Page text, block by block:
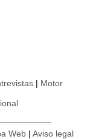
Motor
Web Aviso legal